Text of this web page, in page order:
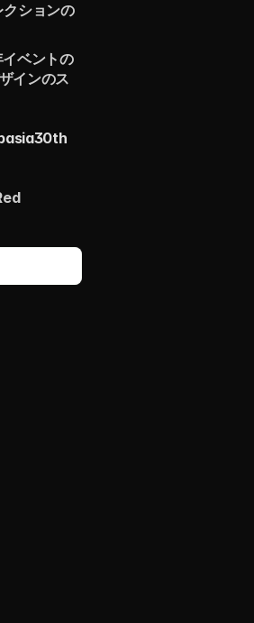
ションの
ベントの
インのス